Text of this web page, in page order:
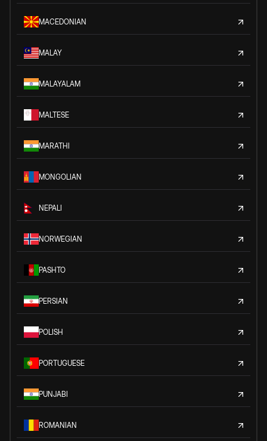
MACEDONIAN
MALAY
MALAYALAM
MALTESE
MARATHI
MONGOLIAN
NEPALI
NORWEGIAN
PASHTO
PERSIAN
POLISH
PORTUGUESE
PUNJABI
ROMANIAN